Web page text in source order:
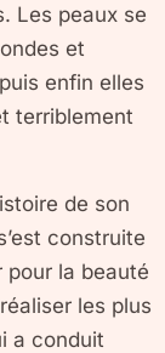
Les peaux se
et
enfin elles
terriblement
de son
construite
pour la beauté
les plus
a conduit